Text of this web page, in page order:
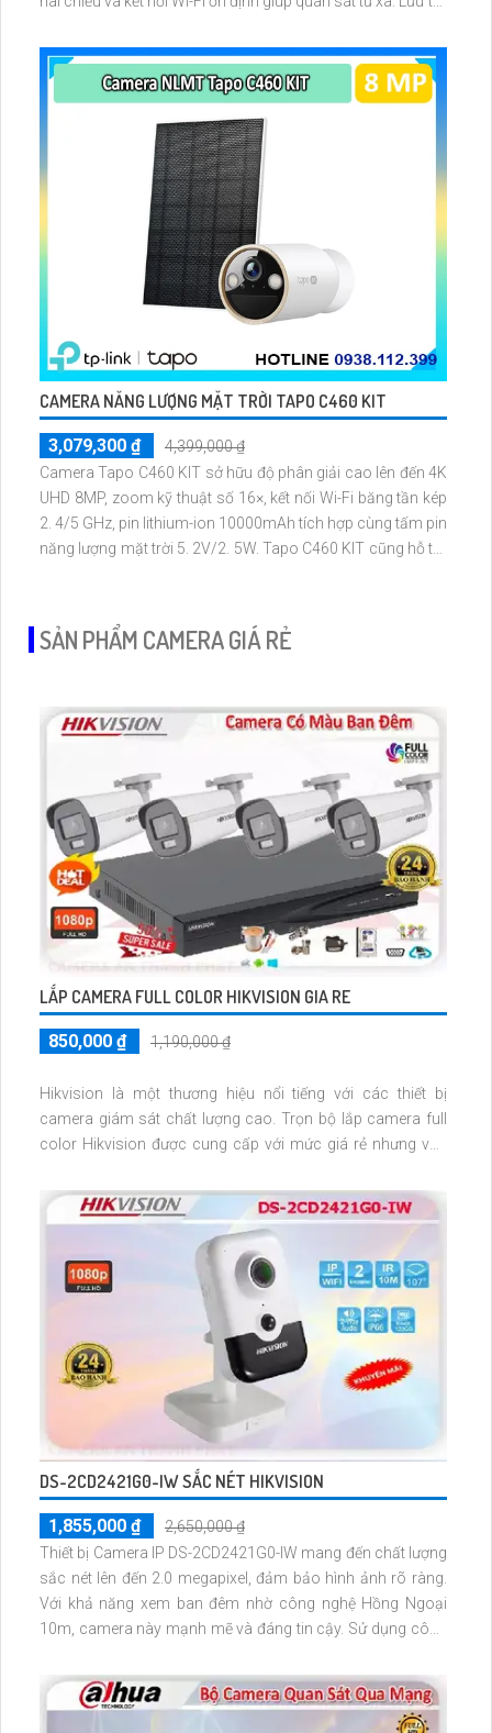
dễ lắp đặt cho gia đình và văn phòng nhỏ.
CAMERA NĂNG LƯỢNG MẶT TRỜI TAPO C460 KIT
3,079,300 ₫
4,399,000 ₫
Camera Tapo C460 KIT sở hữu độ phân giải cao lên đến 4K
UHD 8MP, zoom kỹ thuật số 16×, kết nối Wi-Fi băng tần kép
2. 4/5 GHz, pin lithium-ion 10000mAh tích hợp cùng tấm pin
năng lượng mặt trời 5. 2V/2. 5W. Tapo C460 KIT cũng hỗ trợ
SẢN PHẨM CAMERA GIÁ RẺ
LẮP CAMERA FULL COLOR HIKVISION GIA RE
850,000 ₫ 1,190,000 ₫
Hikvision là một thương hiệu nổi tiếng với các thiết bị
camera giám sát chất lượng cao. Trọn bộ lắp camera full
color Hikvision được cung cấp với mức giá rẻ nhưng vẫn
cung cấp hình ảnh chất lượng cao, cho phép người dùng
phát hiện và giám sát các hoạt động xảy ra trong khu vực
DS-2CD2421G0-IW SẮC NÉT HIKVISION
1,855,000 ₫
2,650,000 ₫
Thiết bị Camera IP DS-2CD2421G0-IW mang đến chất lượng
sắc nét lên đến 2.0 megapixel, đảm bảo hình ảnh rõ ràng.
Với khả năng xem ban đêm nhờ công nghệ Hồng Ngoại
10m, camera này mạnh mẽ và đáng tin cậy. Sử dụng công
SMD